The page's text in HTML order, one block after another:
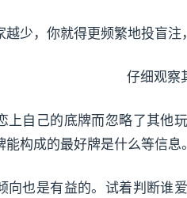
少，你就得更频繁地投盲注
仔细观察
上自己的底牌而忽略了其他
构成的最好牌是什么等信息。
向也是有益的。试着判断谁